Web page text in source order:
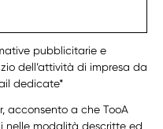
pubblicitarie e
dell’attività di impresa da
dedicate*
acconsento a che TooA
nelle modalità descritte ed